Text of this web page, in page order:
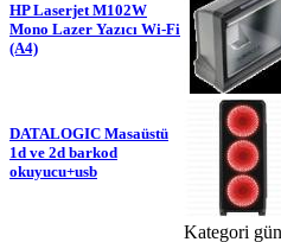
HP Laserjet M102W
Mono Lazer Yazıcı Wi-Fi
(A4)
DATALOGIC Masaüstü
1d ve 2d barkod
okuyucu+usb
Kategori